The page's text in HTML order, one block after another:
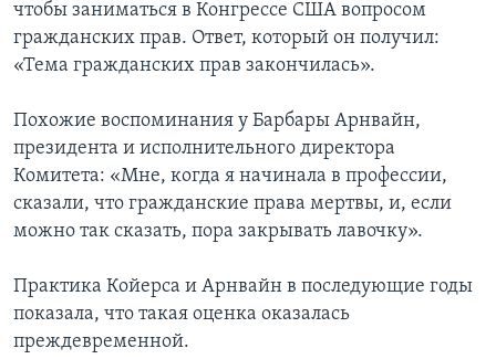
чтобы заниматься в Конгрессе США вопросом
гражданских прав. Ответ, который он получил:
«Тема гражданских прав закончилась».
Похожие воспоминания у Барбары Арнвайн,
президента и исполнительного директора
Комитета: «Мне, когда я начинала в профессии,
сказали, что гражданские права мертвы, и, если
можно так сказать, пора закрывать лавочку».
Практика Койерса и Арнвайн в последующие годы
показала, что такая оценка оказалась
преждевременной.